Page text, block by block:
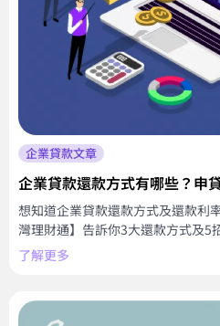
企業貸款文章
企業貸款還款方式有哪些？申
想知道企業貸款還款方式及還款利
灣理財通】告訴你3大還款方式及5
了解更多